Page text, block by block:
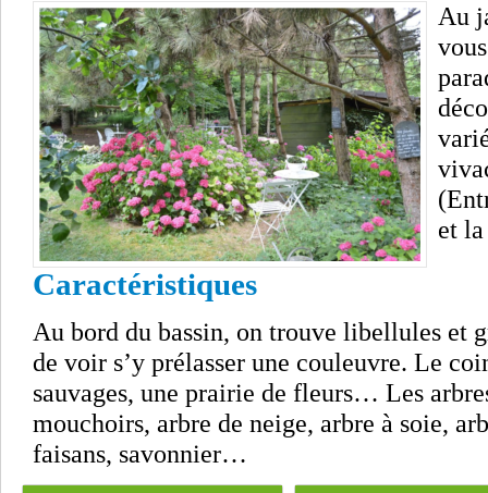
Au
et
Caractéristiques
Au bord du bassin, on trouve libellules et
de voir s’y prélasser une couleuvre. Le
sauvages, une prairie de fleurs… Les
mouchoirs, arbre de neige, arbre à soie,
faisans, savonnier…